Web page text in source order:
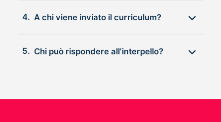
4. A chi viene inviato il curriculum?
5. Chi può rispondere all’interpello?